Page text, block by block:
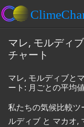
マレ, モルディ
チャート
マレ, モルディブと
ート: 月ごとの平均
私たちの気候比較
ルディブ と マカオ,